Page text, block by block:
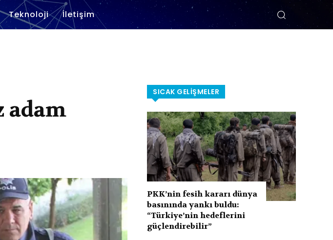
Teknoloji İletişim
adam
SICAK GELIŞMELER
PKK’nin fesih kararı dünya
basınında yankı buldu:
“Türkiye’nin hedeflerini
güçlendirebilir”